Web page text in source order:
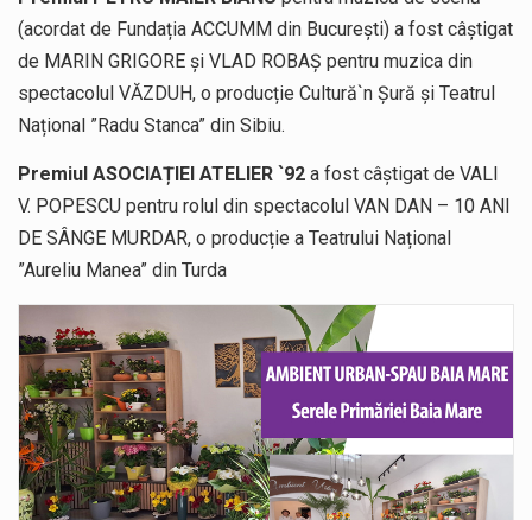
(acordat de Fundația ACCUMM din București) a fost câștigat
de MARIN GRIGORE și VLAD ROBAȘ pentru muzica din
spectacolul VĂZDUH, o producție Cultură`n Șură și Teatrul
Național ”Radu Stanca” din Sibiu.
Premiul ASOCIAȚIEI ATELIER `92 a fost câștigat de VALI
V. POPESCU pentru rolul din spectacolul VAN DAN – 10 ANI
DE SÂNGE MURDAR, o producție a Teatrului Național
”Aureliu Manea” din Turda